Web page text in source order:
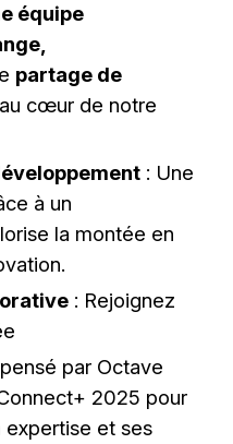
équipe
partage de
cœur de notre
: Une
à un
la montée en
: Rejoignez
par Octave
2025 pour
et ses